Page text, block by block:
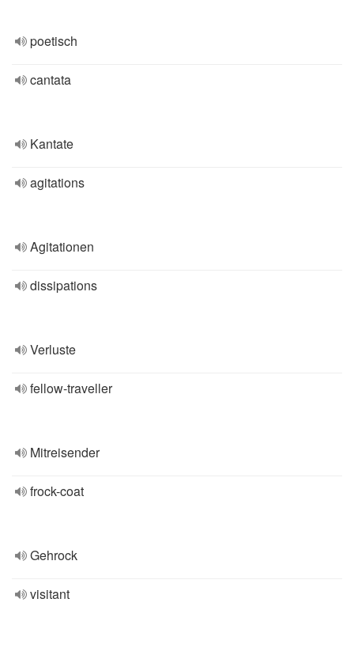
poetisch
cantata
Kantate
agitations
Agitationen
dissipations
Verluste
fellow-traveller
Mitreisender
frock-coat
Gehrock
visitant